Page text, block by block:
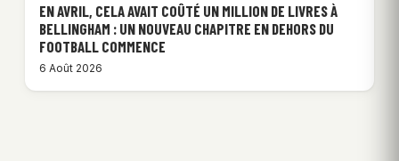
EN AVRIL, CELA AVAIT COÛTÉ UN MILLION DE LIVRES À
BELLINGHAM : UN NOUVEAU CHAPITRE EN DEHORS DU
FOOTBALL COMMENCE
6 Août 2026